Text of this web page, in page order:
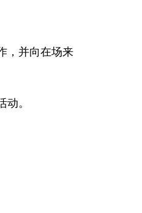
，并向在场来
。